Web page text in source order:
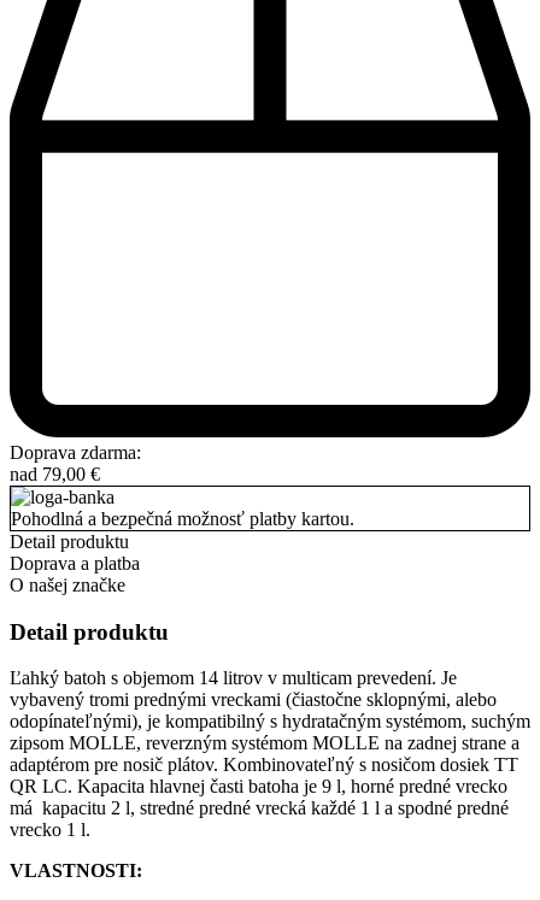
Doprava zdarma:
nad 79,00 €
Pohodlná a bezpečná možnosť platby kartou.
Detail produktu
Doprava a platba
O našej značke
Detail produktu
Ľahký batoh s objemom 14 litrov v multicam prevedení. Je
vybavený tromi prednými vreckami (čiastočne sklopnými, alebo
odopínateľnými), je kompatibilný s hydratačným systémom, suchým
zipsom MOLLE, reverzným systémom MOLLE na zadnej strane a
adaptérom pre nosič plátov. Kombinovateľný s nosičom dosiek TT
QR LC. Kapacita hlavnej časti batoha je 9 l, horné predné vrecko
má kapacitu 2 l, stredné predné vrecká každé 1 l a spodné predné
vrecko 1 l.
VLASTNOSTI: